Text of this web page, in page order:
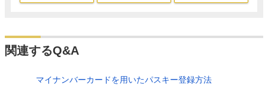
関連するQ&A
マイナンバーカードを用いたパスキー登録方法